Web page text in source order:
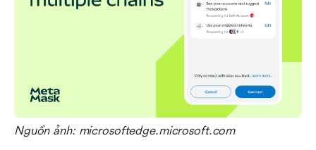
Nguồn ảnh: microsoftedge.microsoft.com